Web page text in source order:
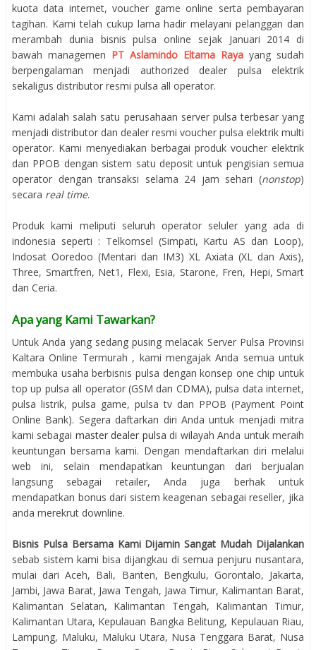
kuota data internet, voucher game online serta pembayaran
tagihan. Kami telah cukup lama hadir melayani pelanggan dan
merambah dunia bisnis pulsa online sejak Januari 2014 di
bawah managemen PT Aslamindo Eltama Raya yang sudah
berpengalaman menjadi authorized dealer pulsa elektrik
sekaligus distributor resmi pulsa all operator.
Kami adalah salah satu perusahaan server pulsa terbesar yang
menjadi distributor dan dealer resmi voucher pulsa elektrik multi
operator. Kami menyediakan berbagai produk voucher elektrik
dan PPOB dengan sistem satu deposit untuk pengisian semua
operator dengan transaksi selama 24 jam sehari (nonstop)
secara real time.
Produk kami meliputi seluruh operator seluler yang ada di
indonesia seperti : Telkomsel (Simpati, Kartu AS dan Loop),
Indosat Ooredoo (Mentari dan IM3) XL Axiata (XL dan Axis),
Three, Smartfren, Net1, Flexi, Esia, Starone, Fren, Hepi, Smart
dan Ceria.
Apa yang Kami Tawarkan?
Untuk Anda yang sedang pusing melacak Server Pulsa Provinsi
Kaltara Online Termurah , kami mengajak Anda semua untuk
membuka usaha berbisnis pulsa dengan konsep one chip untuk
top up pulsa all operator (GSM dan CDMA), pulsa data internet,
pulsa listrik, pulsa game, pulsa tv dan PPOB (Payment Point
Online Bank). Segera daftarkan diri Anda untuk menjadi mitra
kami sebagai master dealer pulsa di wilayah Anda untuk meraih
keuntungan bersama kami. Dengan mendaftarkan diri melalui
web ini, selain mendapatkan keuntungan dari berjualan
langsung sebagai retailer, Anda juga berhak untuk
mendapatkan bonus dari sistem keagenan sebagai reseller, jika
anda merekrut downline.
Bisnis Pulsa Bersama Kami Dijamin Sangat Mudah Dijalankan
sebab sistem kami bisa dijangkau di semua penjuru nusantara,
mulai dari Aceh, Bali, Banten, Bengkulu, Gorontalo, Jakarta,
Jambi, Jawa Barat, Jawa Tengah, Jawa Timur, Kalimantan Barat,
Kalimantan Selatan, Kalimantan Tengah, Kalimantan Timur,
Kalimantan Utara, Kepulauan Bangka Belitung, Kepulauan Riau,
Lampung, Maluku, Maluku Utara, Nusa Tenggara Barat, Nusa